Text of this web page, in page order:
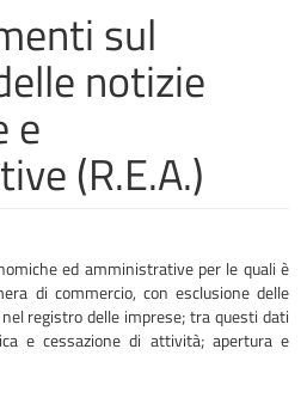
sul
notizie
e
(R.E.A.)
ed amministrative per le quali è
di commercio, con esclusione delle
registro delle imprese; tra questi dati
e cessazione di attività; apertura e